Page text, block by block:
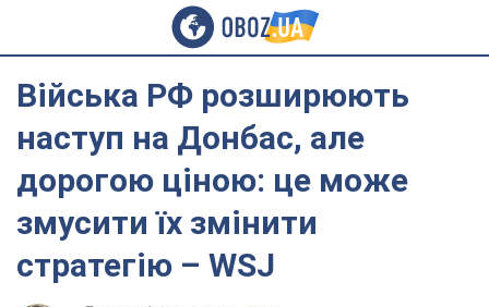
Війська РФ розширюють
наступ на Донбас, але
дорогою ціною: це може
змусити їх змінити
стратегію – WSJ